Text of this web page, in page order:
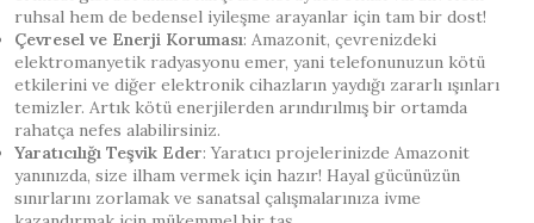
ruhsal hem de bedensel iyileşme arayanlar için tam bir dost!
Çevresel ve Enerji Koruması: Amazonit, çevrenizdeki
elektromanyetik radyasyonu emer, yani telefonunuzun kötü
etkilerini ve diğer elektronik cihazların yaydığı zararlı ışınları
temizler. Artık kötü enerjilerden arındırılmış bir ortamda
rahatça nefes alabilirsiniz.
Yaratıcılığı Teşvik Eder: Yaratıcı projelerinizde Amazonit
yanınızda, size ilham vermek için hazır! Hayal gücünüzün
sınırlarını zorlamak ve sanatsal çalışmalarınıza ivme